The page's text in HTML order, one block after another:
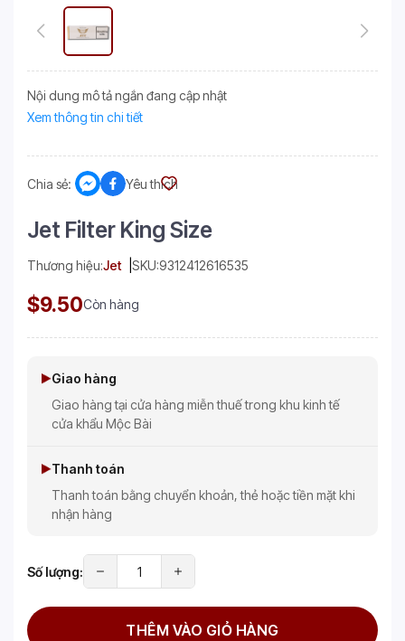
Nội dung mô tả ngắn đang cập nhật
Xem thông tin chi tiết
Chia sẻ: Yêu thích
Jet Filter King Size
Thương hiệu:Jet SKU:9312412616535
$9.50Còn hàng
Giao hàng
Giao hàng tại cửa hàng miễn thuế trong khu kinh tế
cửa khẩu Mộc Bài
Thanh toán
Thanh toán bằng chuyển khoản, thẻ hoặc tiền mặt khi
nhận hàng
Số lượng:
THÊM VÀO GIỎ HÀNG